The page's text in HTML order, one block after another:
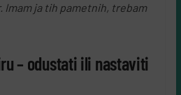
Imam ja tih pametnih, trebam
– odustati ili nastaviti